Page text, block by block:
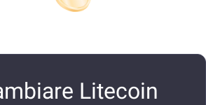
Litecoin